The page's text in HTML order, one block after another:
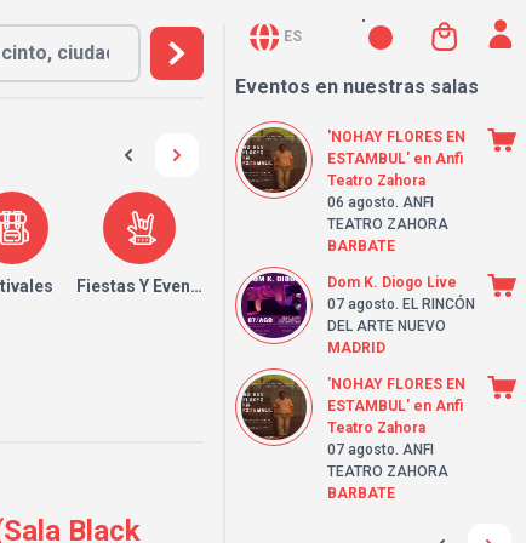
Fiestas Y Eventos
Black
ES
Eventos en nuestras salas
'NOHAY FLORES EN
ESTAMBUL' en Anfi
Teatro Zahora
06 agosto. ANFI
TEATRO ZAHORA
BARBATE
Dom K. Diogo Live
07 agosto. EL RINCÓN
DEL ARTE NUEVO
MADRID
'NOHAY FLORES EN
ESTAMBUL' en Anfi
Teatro Zahora
07 agosto. ANFI
TEATRO ZAHORA
BARBATE